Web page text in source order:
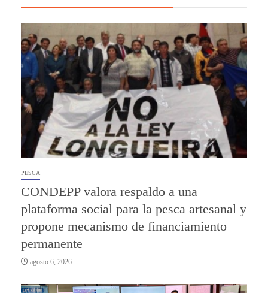
PESCA
CONDEPP valora respaldo a una
plataforma social para la pesca artesanal y
propone mecanismo de financiamiento
permanente
agosto 6, 2026